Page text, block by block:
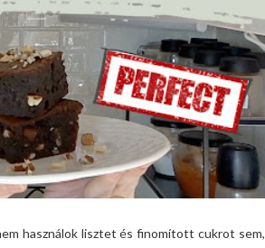
használok lisztet és finomított cukrot sem,